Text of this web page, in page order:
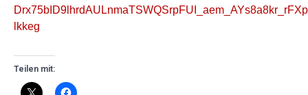
lkkeg
Teilen mit: